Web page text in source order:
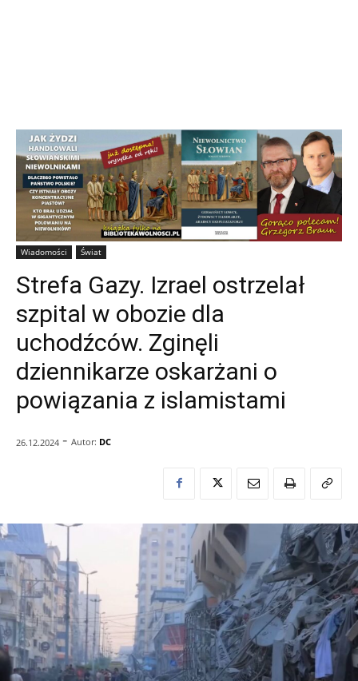
Wiadomości Świat
Strefa Gazy. Izrael ostrzelał
szpital w obozie dla
uchodźców. Zginęli
dziennikarze oskarżani o
powiązania z islamistami
26.12.2024 - Autor: DC